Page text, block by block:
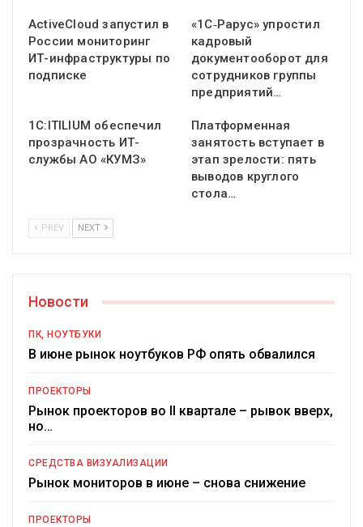
ActiveCloud запустил в
России мониторинг
ИТ-инфраструктуры по
подписке
«1С‑Рарус» упростил
кадровый
документооборот для
сотрудников группы
предприятий…
1С:ITILIUM обеспечил
прозрачность ИТ-
службы АО «КУМЗ»
Платформенная
занятость вступает в
этап зрелости: пять
выводов круглого
стола…
PREV NEXT
Новости
ПК, НОУТБУКИ
В июне рынок ноутбуков РФ опять обвалился
ПРОЕКТОРЫ
Рынок проекторов во II квартале – рывок вверх,
но…
СРЕДСТВА ВИЗУАЛИЗАЦИИ
Рынок мониторов в июне – снова снижение
ПРОЕКТОРЫ